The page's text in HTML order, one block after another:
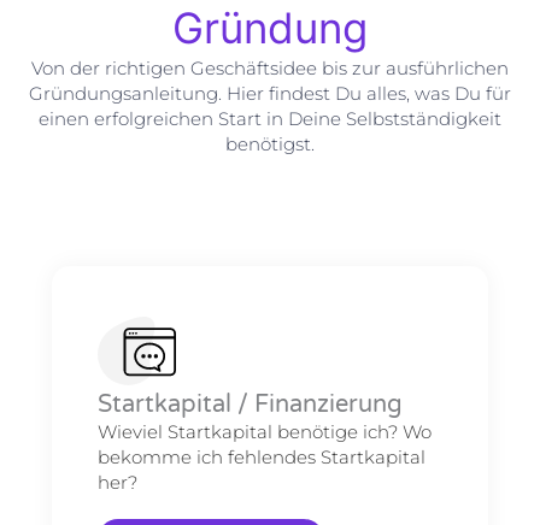
Gründung
Von der richtigen Geschäftsidee bis zur ausführlichen
Gründungsanleitung. Hier findest Du alles, was Du für
einen erfolgreichen Start in Deine Selbstständigkeit
benötigst.
Startkapital / Finanzierung
Wieviel Startkapital benötige ich? Wo
bekomme ich fehlendes Startkapital
her?